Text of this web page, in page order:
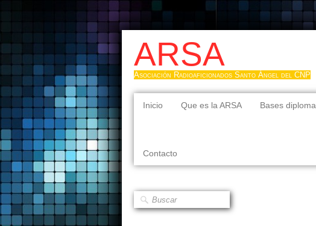
ARSA
Asociación Radioaficionados Santo Ángel del CNP
Inicio Que es la ARSA Bases diploma
Contacto